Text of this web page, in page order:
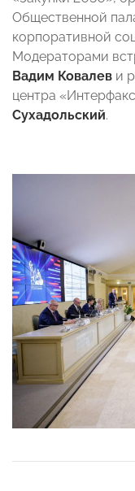
Общественной
корпоративной
Модераторами
Вадим Ковалев и
центра
Сухадольский.